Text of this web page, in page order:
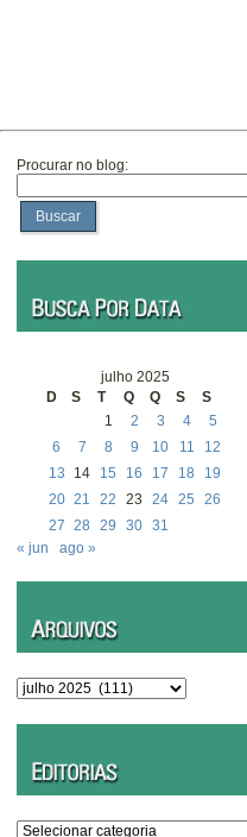
Procurar no blog:
Buscar
julho 2025
D
S T Q Q S
S
1
2 3 4
5
6
7 8 9 10 11
12
13
14 15 16 17 18
19
20 21 22 23 24 25
26
27 28 29 30 31
« jun
ago »
Arquivos
Editorias